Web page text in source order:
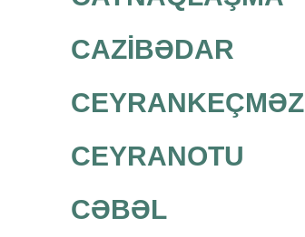
CAZİBƏDAR
CEYRANKEÇMƏZ
CEYRANOTU
CƏBƏL